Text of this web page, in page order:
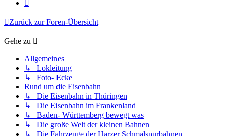
Zurück zur Foren-Übersicht
Gehe zu
Allgemeines
↳ Lokleitung
↳ Foto- Ecke
Rund um die Eisenbahn
↳ Die Eisenbahn in Thüringen
↳ Die Eisenbahn im Frankenland
↳ Baden- Württemberg bewegt was
↳ Die große Welt der kleinen Bahnen